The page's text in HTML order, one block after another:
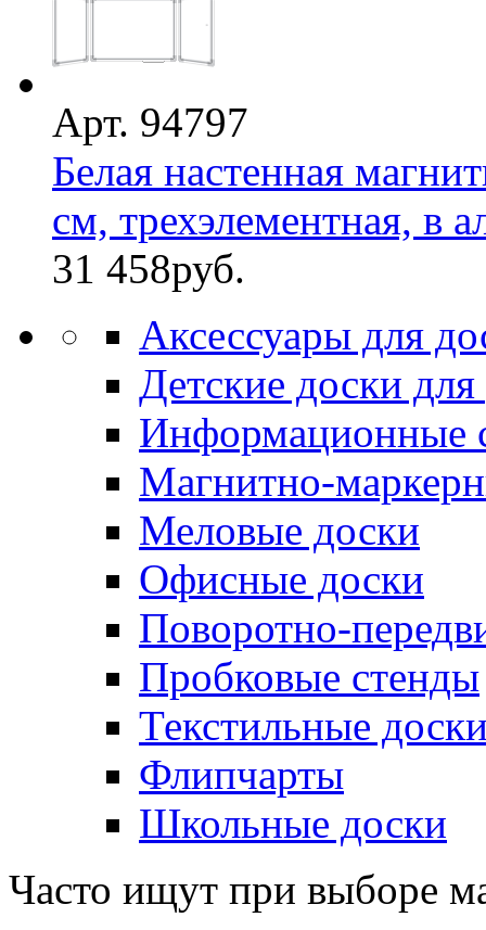
Арт. 94797
Белая настенная
см, трехэлементная, в
31 458руб.
Аксессуары для
Детские доски
Информационные
Магнитно-
Меловые доски
Офисные доски
Поворотно-
Пробковые стенды
Текстильные
Флипчарты
Школьные доски
Часто ищут при выборе